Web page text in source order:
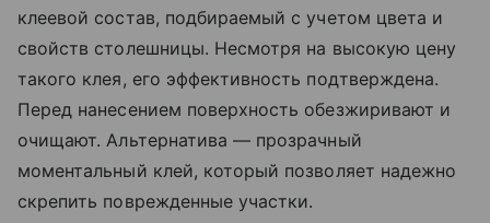
клеевой состав, подбираемый с учетом цвета и
свойств столешницы. Несмотря на высокую цену
такого клея, его эффективность подтверждена.
Перед нанесением поверхность обезжиривают и
очищают. Альтернатива — прозрачный
моментальный клей, который позволяет надежно
скрепить поврежденные участки.